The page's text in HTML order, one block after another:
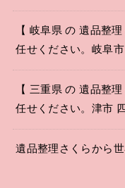
【 岐阜県 の 遺品整
任せください。岐阜
【 三重県 の 遺品整
任せください。津市
遺品整理さくらから